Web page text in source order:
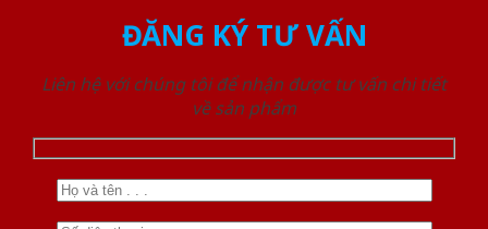
ĐĂNG KÝ TƯ VẤN
Liên hệ với chúng tôi để nhận được tư vấn chi tiết
về sản phẩm